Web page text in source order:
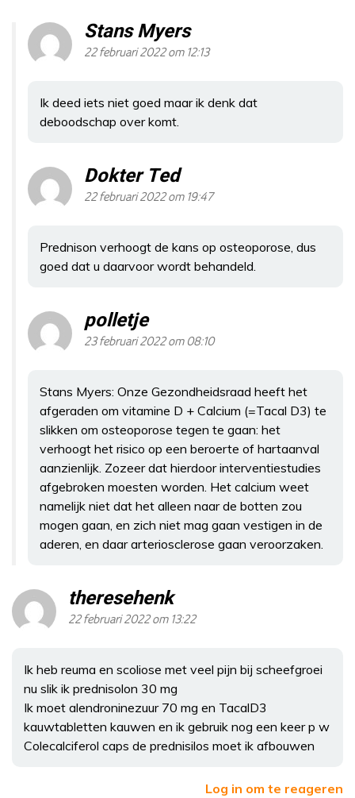
Stans Myers
22 februari 2022 om 12:13
Ik deed iets niet goed maar ik denk dat
deboodschap over komt.
Dokter Ted
22 februari 2022 om 19:47
Prednison verhoogt de kans op osteoporose, dus
goed dat u daarvoor wordt behandeld.
polletje
23 februari 2022 om 08:10
Stans Myers: Onze Gezondheidsraad heeft het
afgeraden om vitamine D + Calcium (=Tacal D3) te
slikken om osteoporose tegen te gaan: het
verhoogt het risico op een beroerte of hartaanval
aanzienlijk. Zozeer dat hierdoor interventiestudies
afgebroken moesten worden. Het calcium weet
namelijk niet dat het alleen naar de botten zou
mogen gaan, en zich niet mag gaan vestigen in de
aderen, en daar arteriosclerose gaan veroorzaken.
theresehenk
22 februari 2022 om 13:22
Ik heb reuma en scoliose met veel pijn bij scheefgroei
nu slik ik prednisolon 30 mg
Ik moet alendroninezuur 70 mg en TacalD3
kauwtabletten kauwen en ik gebruik nog een keer p w
Colecalciferol caps de prednisilos moet ik afbouwen
Log in om te reageren